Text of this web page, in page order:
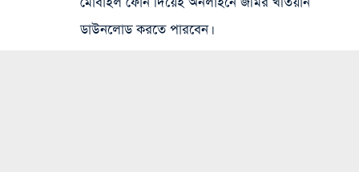
ডাউনলোড করতে পারবেন।